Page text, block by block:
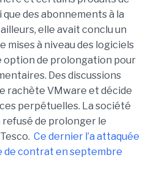
des abonnements à la
elle avait conclu un
mises à niveau des logiciels
option de prolongation pour
Des discussions
rachète VMware et décide
perpétuelles. La société
refusé de prolonger le
Ce dernier l’a attaquée
de contrat en septembre